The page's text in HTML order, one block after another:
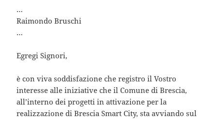
…
Raimondo Bruschi
…
Egregi Signori,
è con viva soddisfazione che registro il Vostro
interesse alle iniziative che il Comune di Brescia,
all’interno dei progetti in attivazione per la
realizzazione di Brescia Smart City, sta avviando sul